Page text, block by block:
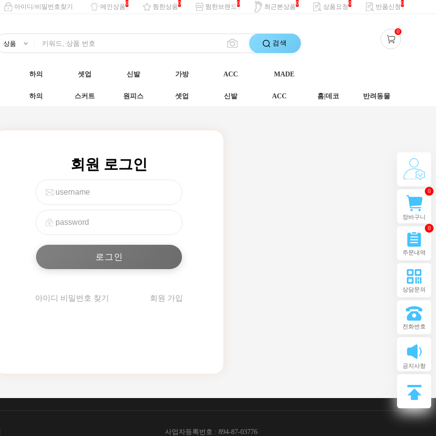
아이디/비밀번호찾기 메인상품0 찜한상품0 찜한브랜드0 최근본상품0 상품요청0 반품신청0
검색
0
하의 셋업 신발 가방 ACC MADE
하의 스커트 원피스 셋업 신발 ACC 홈|데코 반려동물
회원 로그인
아이디 비밀번호 찾기 회원 가입
사업자등록번호 : 894-87-03776
장바구니
0
주문내역
0
상담문의
전화번호
공지사항